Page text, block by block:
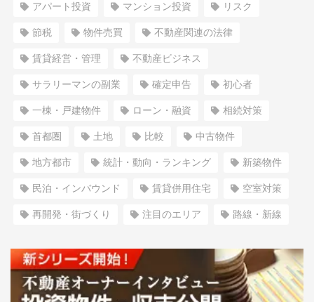
アパート投資 マンション投資 リスク
節税 物件売買 不動産関連の法律
賃貸経営・管理 不動産ビジネス
サラリーマンの副業 確定申告 初心者
一棟・戸建物件 ローン・融資 相続対策
首都圏 土地 比較 中古物件
地方都市 統計・動向・ランキング 新築物件
民泊・インバウンド 賃貸併用住宅 空室対策
再開発・街づくり 注目のエリア 路線・新線